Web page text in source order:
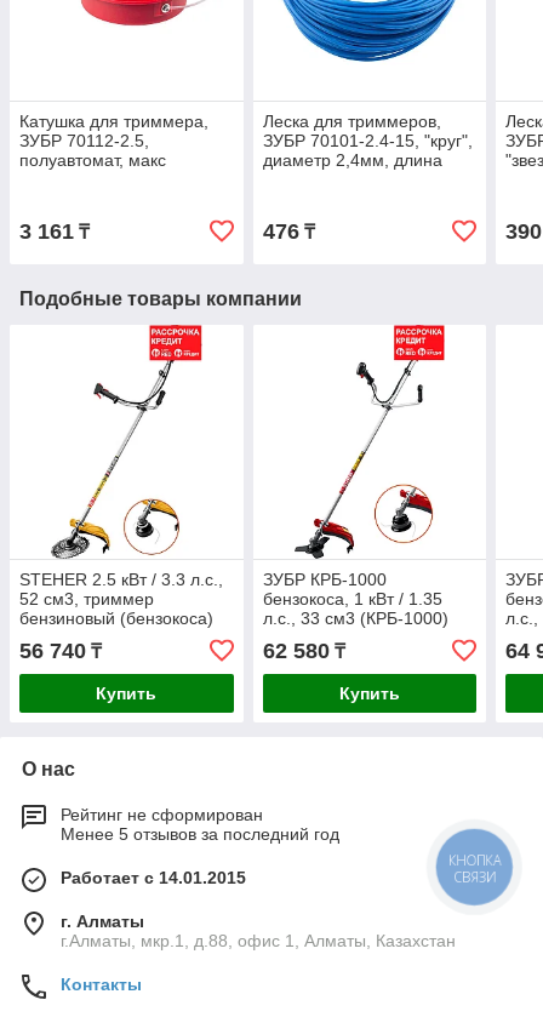
Катушка для триммера,
ЗУБР 70112-2.5,
полуавтомат, макс
М10Х1.25Л, для
3 161 ₸
Леска для триммеров,
ЗУБР 70101-2.4-15, "круг",
диаметр 2,4мм, длина
476₸ 390
Подобные товары компании
STEHER 2.5 кВт / 3.3 л.с.,
52 см3, триммер
бензиновый (бензокоса)
56 740 ₸
Купить
ЗУБР КРБ-1000
бензокоса, 1 кВт / 1.35
л.с., 33 см3 (КРБ-1000)
62 580₸
Купить
64
О нас
Рейтинг не сформирован
Менее 5 отзывов за последний год
Работает с 14.01.2015
г. Алматы
г.Алматы, мкр.1, д.88, офис 1, Алматы, Казахстан
Контакты
КНОПКА
СВЯЗИ